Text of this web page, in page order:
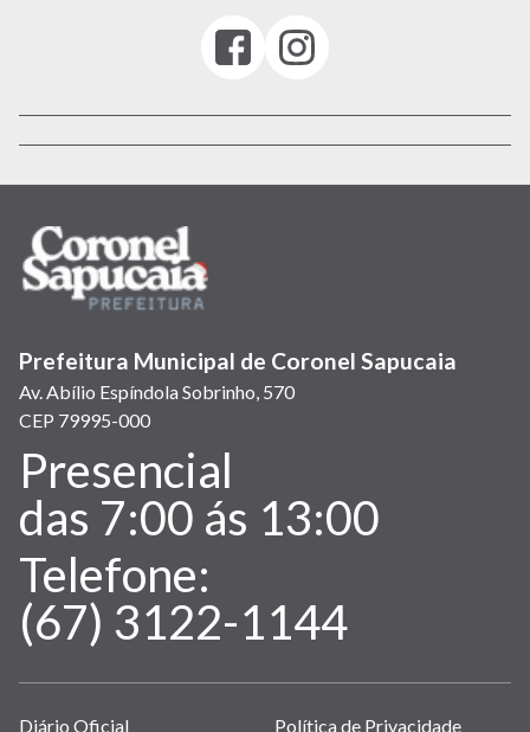
Facebook
(link
em
nova
Instagram
(link
em
nova
Prefeitura Municipal de Coronel Sapucaia
Av. Abílio Espíndola Sobrinho, 570
CEP 79995-000
Atendimento:
Presencial
das 7:00 ás 13:00
Telefone:
(67) 3122-1144
Links
Diário Oficial Política de Privacidade